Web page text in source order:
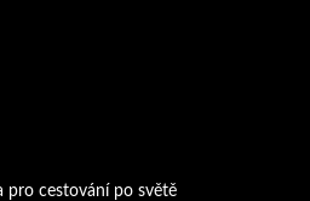
pro cestování po světě